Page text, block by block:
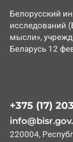
Белорусский
исследований
мысли»,
Беларусь 12
+375 (17)
220004,